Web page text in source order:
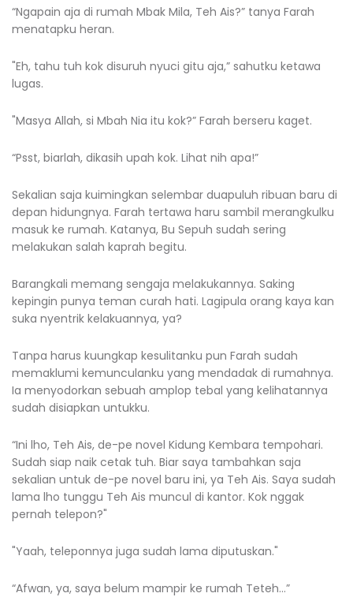
“Ngapain aja di rumah Mbak Mila, Teh Ais?” tanya Farah
menatapku heran.
"Eh, tahu tuh kok disuruh nyuci gitu aja,” sahutku ketawa
lugas.
"Masya Allah, si Mbah Nia itu kok?” Farah berseru kaget.
“Psst, biarlah, dikasih upah kok. Lihat nih apa!”
Sekalian saja kuimingkan selembar duapuluh ribuan baru di
depan hidungnya. Farah tertawa haru sambil merangkulku
masuk ke rumah. Katanya, Bu Sepuh sudah sering
melakukan salah kaprah begitu.
Barangkali memang sengaja melakukannya. Saking
kepingin punya teman curah hati. Lagipula orang kaya kan
suka nyentrik kelakuannya, ya?
Tanpa harus kuungkap kesulitanku pun Farah sudah
memaklumi kemunculanku yang mendadak di rumahnya.
Ia menyodorkan sebuah amplop tebal yang kelihatannya
sudah disiapkan untukku.
“Ini lho, Teh Ais, de-pe novel Kidung Kembara tempohari.
Sudah siap naik cetak tuh. Biar saya tambahkan saja
sekalian untuk de-pe novel baru ini, ya Teh Ais. Saya sudah
lama lho tunggu Teh Ais muncul di kantor. Kok nggak
pernah telepon?"
"Yaah, teleponnya juga sudah lama diputuskan."
“Afwan, ya, saya belum mampir ke rumah Teteh…”